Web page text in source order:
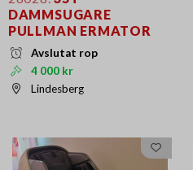
DAMMSUGARE
PULLMAN ERMATOR
Avslutat rop
4 000 kr
Lindesberg